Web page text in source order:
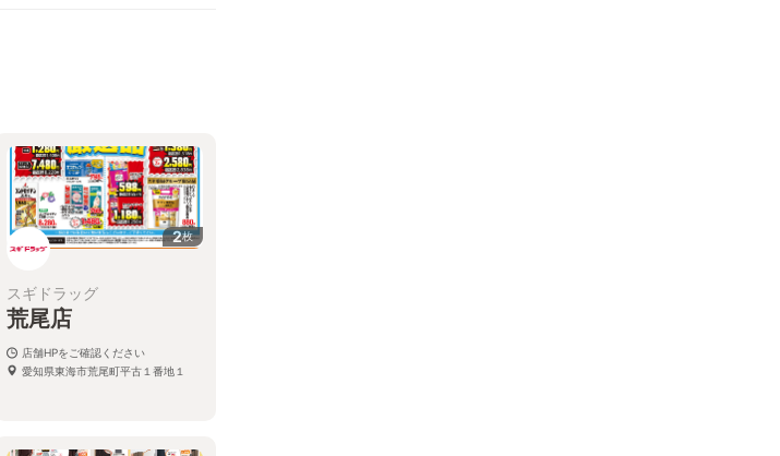
2枚
スギドラッグ
荒尾店
店舗HPをご確認ください
愛知県東海市荒尾町平古１番地１